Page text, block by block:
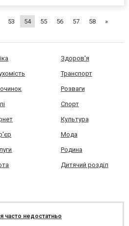
53 54 55 56 57 58 »
Здоров'я
Транспорт
Розваги
Спорт
Культура
Мода
Родина
Дитячий розділ
часто недостатньо